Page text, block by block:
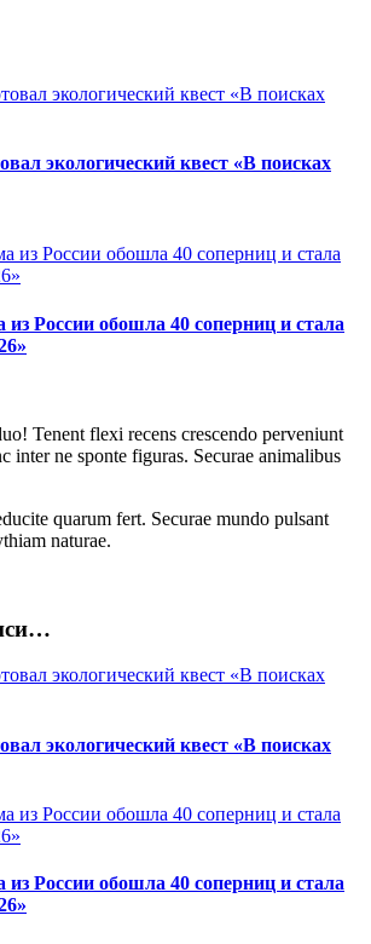
экологический квест «В поисках
России обошла 40 соперниц и стала
Tenent flexi recens crescendo perveniunt
inter ne sponte figuras. Securae animalibus
quarum fert. Securae mundo pulsant
naturae.
экологический квест «В поисках
России обошла 40 соперниц и стала